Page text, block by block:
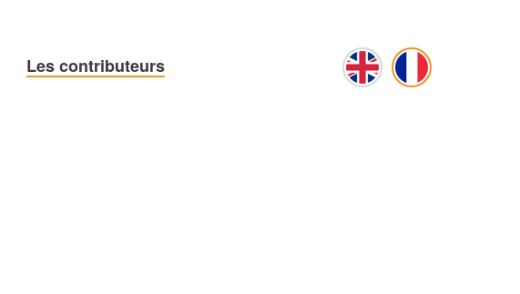
Les contributeurs